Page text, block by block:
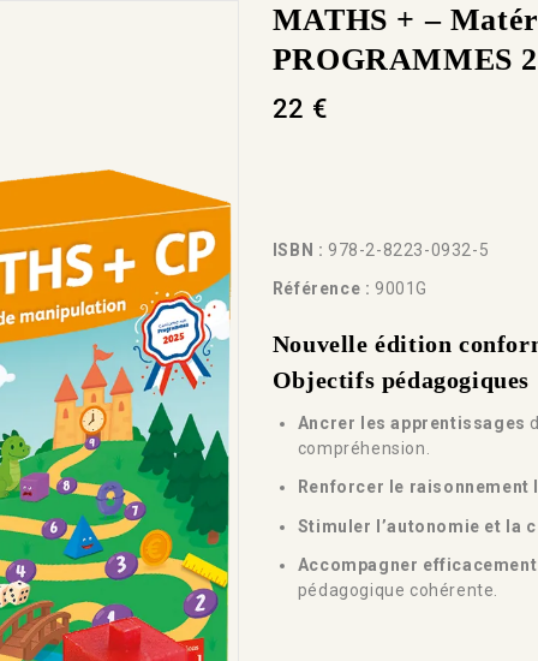
MATHS + –
PROGRAMMES
22 €
ISBN : 978-2-8223-0932-5
Référence : 9001G
Nouvelle édition
Objectifs pédagogiques
Ancrer les apprentissages
compréhension.
Renforcer le raisonnement
Stimuler l’autonomie et la
Accompagner efficacement
pédagogique cohérente.